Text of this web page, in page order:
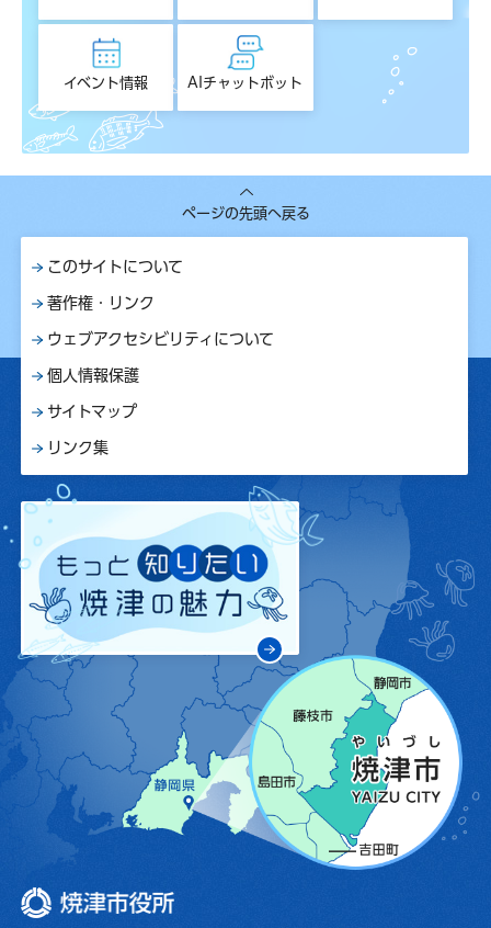
イベント情報 AIチャットボット
ページの先頭へ戻る
このサイトについて
著作権・リンク
ウェブアクセシビリティについて
個人情報保護
サイトマップ
リンク集
焼津市役所